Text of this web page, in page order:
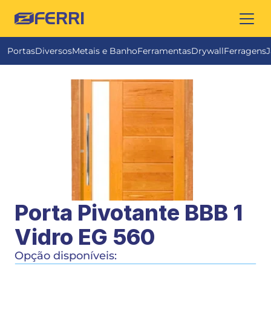
FERRI
PortasDiversosMetais e BanhoFerramentasDrywallFerragens
Porta Pivotante BBB 1
Vidro EG 560
Opção disponíveis: